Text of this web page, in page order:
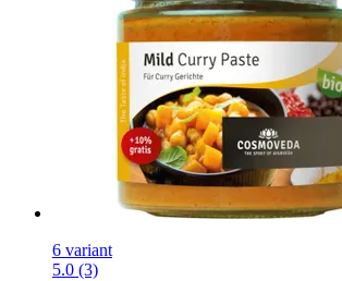
6 variant
5.0 (3)